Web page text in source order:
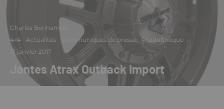
Charles Benhamou
4x4
Actualités Communiqués de presse Produithèque ·
13 janvier 2017
Jantes Atrax Outback Import